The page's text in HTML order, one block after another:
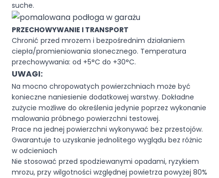
suche.
PRZECHOWYWANIE I TRANSPORT
Chronić przed mrozem i bezpośrednim działaniem
ciepła/promieniowania słonecznego. Temperatura
przechowywania: od +5°C do +30°C.
UWAGI:
Na mocno chropowatych powierzchniach może być
konieczne naniesienie dodatkowej warstwy. Dokładne
zużycie możliwe do określenia jedynie poprzez wykonanie
malowania próbnego powierzchni testowej.
Prace na jednej powierzchni wykonywać bez przestojów.
Gwarantuje to uzyskanie jednolitego wyglądu bez różnic
w odcieniach
Nie stosować przed spodziewanymi opadami, ryzykiem
mrozu, przy wilgotności względnej powietrza powyżej 80%